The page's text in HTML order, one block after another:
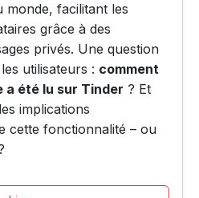
monde, facilitant les
grâce à des
privés. Une question
utilisateurs : comment
a été lu sur Tinder ? Et
implications
cette fonctionnalité – ou